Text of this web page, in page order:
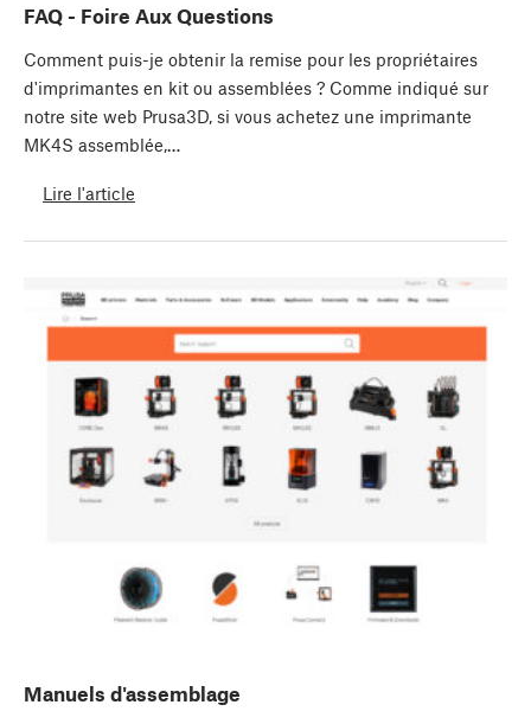
FAQ - Foire Aux Questions
Comment puis-je obtenir la remise pour les propriétaires
d'imprimantes en kit ou assemblées ? Comme indiqué sur
notre site web Prusa3D, si vous achetez une imprimante
MK4S assemblée,…
Lire l'article
Manuels d'assemblage